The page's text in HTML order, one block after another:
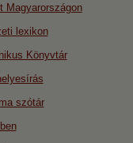
Magyarországon
lexikon
Könyvtár
szótár